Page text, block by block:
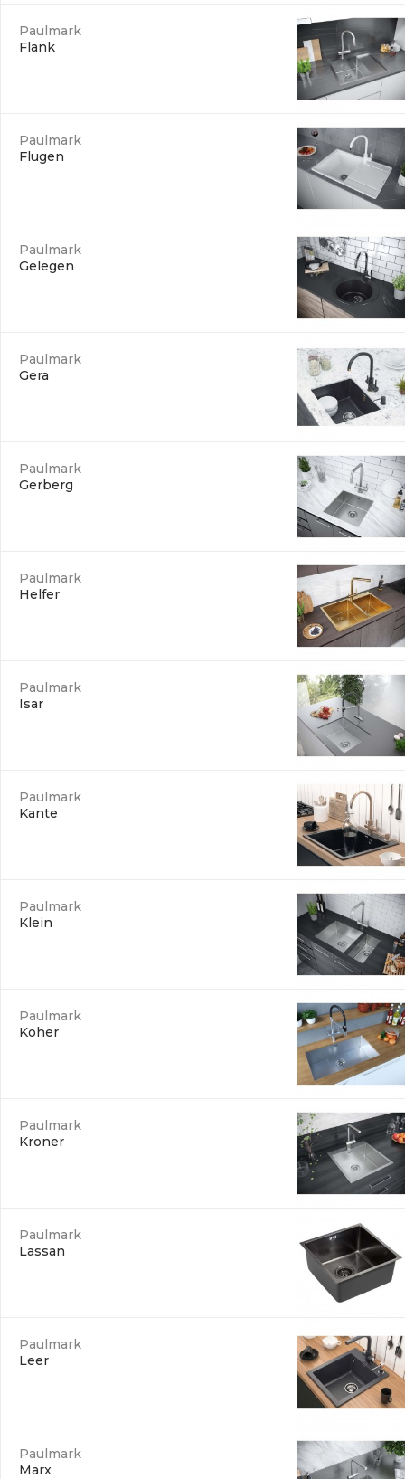
Paulmark
Flank
Paulmark
Flugen
Paulmark
Gelegen
Paulmark
Gera
Paulmark
Gerberg
Paulmark
Helfer
Paulmark
Isar
Paulmark
Kante
Paulmark
Klein
Paulmark
Koher
Paulmark
Kroner
Paulmark
Lassan
Paulmark
Leer
Paulmark
Marx